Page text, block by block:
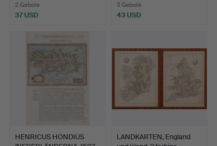
2 Gebote
37 USD
3 Gebote
43 USD
HENRICUS HONDIUS
LANDKARTEN, England